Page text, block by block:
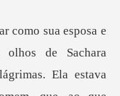
olhos de Sachara
Ela estava